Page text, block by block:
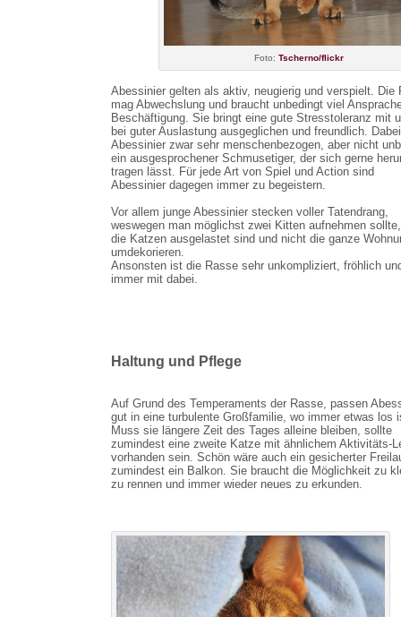
Foto: Tscherno/flickr
Abessinier gelten als aktiv, neugierig und verspielt. Die
mag Abwechslung und braucht unbedingt viel
Beschäftigung. Sie bringt eine gute Stresstoleranz mit
bei guter Auslastung ausgeglichen und freundlich.
Abessinier zwar sehr menschenbezogen, aber nicht
ein ausgesprochener Schmusetiger, der sich gerne
tragen lässt. Für jede Art von Spiel und Action sind
Abessinier dagegen immer zu begeistern.
Vor allem junge Abessinier stecken voller Tatendrang,
weswegen man möglichst zwei Kitten aufnehmen
die Katzen ausgelastet sind und nicht die ganze
umdekorieren.
Ansonsten ist die Rasse sehr unkompliziert, fröhlich
immer mit dabei.
Haltung und Pflege
Auf Grund des Temperaments der Rasse, passen
gut in eine turbulente Großfamilie, wo immer etwas los
Muss sie längere Zeit des Tages alleine bleiben, sollte
zumindest eine zweite Katze mit ähnlichem Aktivitäts-
vorhanden sein. Schön wäre auch ein gesicherter
zumindest ein Balkon. Sie braucht die Möglichkeit zu
zu rennen und immer wieder neues zu erkunden.